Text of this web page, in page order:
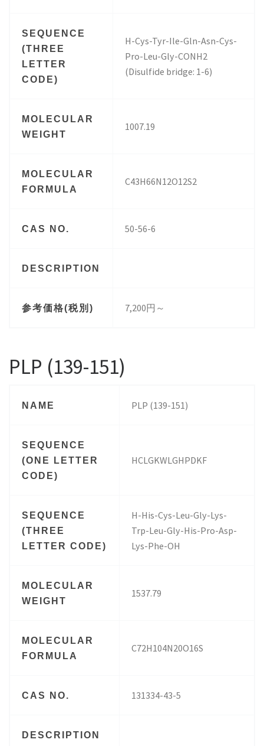
SEQUENCE
(THREE
LETTER
CODE)
H-Cys-Tyr-Ile-Gln-Asn-Cys-
Pro-Leu-Gly-CONH2
(Disulfide bridge: 1-6)
MOLECULAR
WEIGHT
1007.19
MOLECULAR
FORMULA
C43H66N12O12S2
CAS NO. 50-56-6
DESCRIPTION
参考価格(税別) 7,200円～
PLP (139-151)
NAME PLP (139-151)
SEQUENCE
(ONE LETTER
CODE)
HCLGKWLGHPDKF
SEQUENCE
(THREE
LETTER CODE)
H-His-Cys-Leu-Gly-Lys-
Trp-Leu-Gly-His-Pro-Asp-
Lys-Phe-OH
MOLECULAR
WEIGHT
1537.79
MOLECULAR
FORMULA
C72H104N20O16S
CAS NO. 131334-43-5
DESCRIPTION